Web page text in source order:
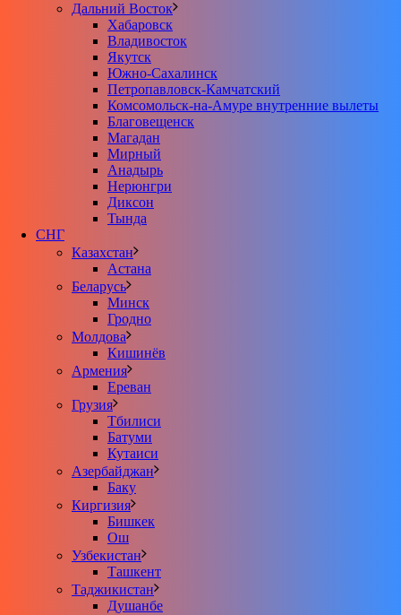
Дальний Восток
Хабаровск
Владивосток
Якутск
Южно-Сахалинск
Петропавловск-Камчатский
Комсомольск-на-Амуре внутренние вылеты
Благовещенск
Магадан
Мирный
Анадырь
Нерюнгри
Диксон
Тында
СНГ
Казахстан
Астана
Беларусь
Минск
Гродно
Молдова
Кишинёв
Армения
Ереван
Грузия
Тбилиси
Батуми
Кутаиси
Азербайджан
Баку
Киргизия
Бишкек
Ош
Узбекистан
Ташкент
Таджикистан
Душанбе